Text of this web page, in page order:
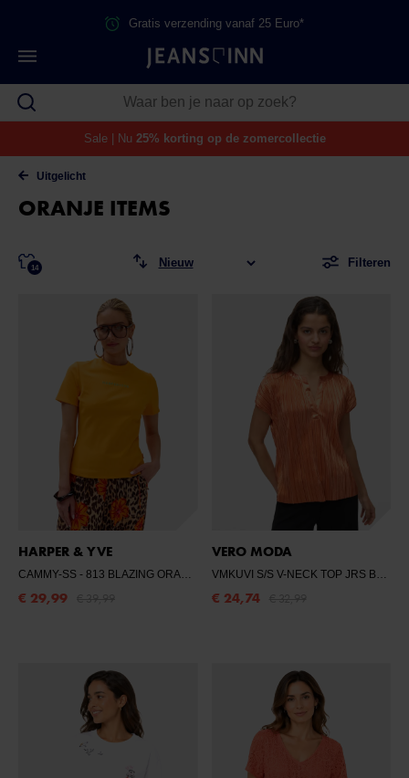
Gratis verzending vanaf 25 Euro*
Sale | Nu 25% korting op de zomercollectie
Uitgelicht
ORANJE ITEMS
Filteren
14
HARPER & YVE
CAMMY-SS - 813 BLAZING ORANGE
€ 29,99
VERO MODA
VMKUVI S/S V-NECK TOP JRS BTQ NL
€ 24,74